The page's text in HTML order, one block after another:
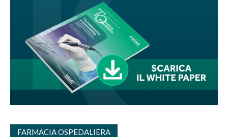
FARMACIA OSPEDALIERA